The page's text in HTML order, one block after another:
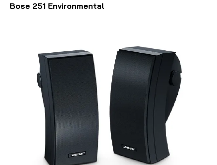
Bose 251 Environmental